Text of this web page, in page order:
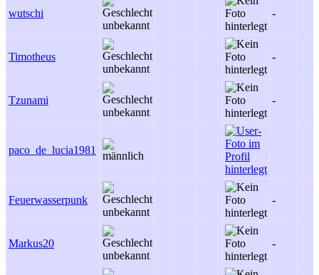
wutschi -
Timotheus -
Tzunami -
paco_de_lucia1981
Feuerwasserpunk -
Markus20 -